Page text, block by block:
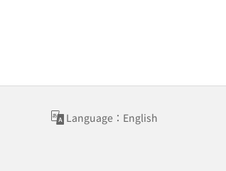
Language：English